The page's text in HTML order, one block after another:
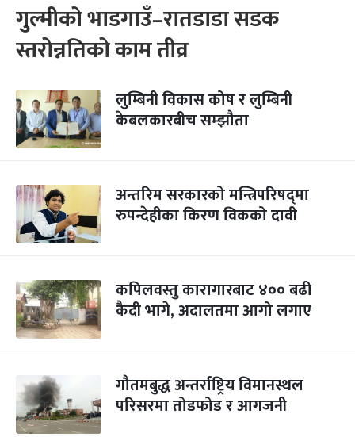
गुल्मीको भाडगाउँ–रातडाडा सडक
स्तरोन्नतिको काम तीव्र
लुम्बिनी विकास कोष र लुम्बिनी
केबलकारबीच सम्झौता
अन्तरिम सरकारको मन्त्रिपरिषद्‌मा
रुपन्देहीका किरण विकको दावी
कपिलवस्तु कारागारबाट ४०० बढी
कैदी भागे, अदालतमा आगो लगाए
गौतमबुद्ध अन्तर्राष्ट्रिय विमानस्थल
परिसरमा तोडफोड र आगजनी